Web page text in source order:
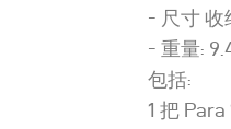
- 尺寸 收
- 重量:
包括:
1 把